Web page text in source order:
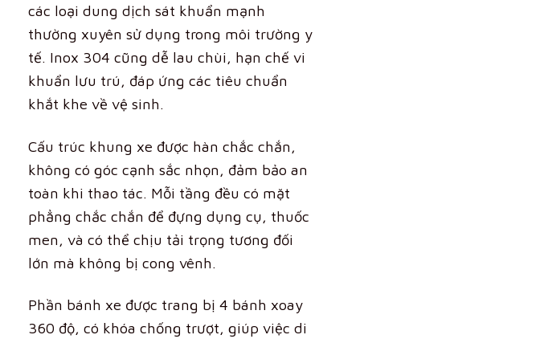
các loại dung dịch sát khuẩn mạnh
thường xuyên sử dụng trong môi trường y
tế. Inox 304 cũng dễ lau chùi, hạn chế vi
khuẩn lưu trú, đáp ứng các tiêu chuẩn
khắt khe về vệ sinh.
Cấu trúc khung xe được hàn chắc chắn,
không có góc cạnh sắc nhọn, đảm bảo an
toàn khi thao tác. Mỗi tầng đều có mặt
phẳng chắc chắn để đựng dụng cụ, thuốc
men, và có thể chịu tải trọng tương đối
lớn mà không bị cong vênh.
Phần bánh xe được trang bị 4 bánh xoay
360 độ, có khóa chống trượt, giúp việc di